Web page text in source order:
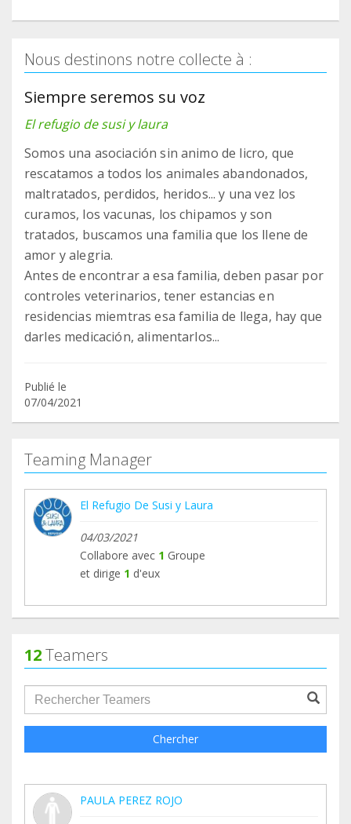
Nous destinons notre collecte à :
Siempre seremos su voz
El refugio de susi y laura
Somos una asociación sin animo de licro, que
rescatamos a todos los animales abandonados,
maltratados, perdidos, heridos... y una vez los
curamos, los vacunas, los chipamos y son
tratados, buscamos una familia que los llene de
amor y alegria.
Antes de encontrar a esa familia, deben pasar por
controles veterinarios, tener estancias en
residencias miemtras esa familia de llega, hay que
darles medicación, alimentarlos...
Publié le
07/04/2021
Teaming Manager
El Refugio De Susi y Laura
04/03/2021
Collabore avec 1 Groupe
et dirige 1 d'eux
12Teamers
groupProfile.searchForm.search.text???
Chercher
PAULA PEREZ ROJO